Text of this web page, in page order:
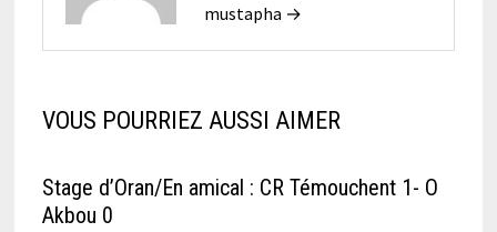
mustapha →
VOUS POURRIEZ AUSSI AIMER
Stage d’Oran/En amical : CR Témouchent 1- O
Akbou 0